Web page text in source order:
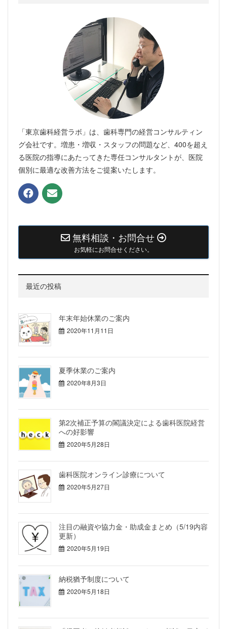
「東京歯科経営ラボ」は、歯科専門の経営コンサルティン
グ会社です。増患・増収・スタッフの問題など、400を超え
る医院の指導にあたってきた専任コンサルタントが、医院
個別に最適な改善方法をご提案いたします。
無料相談・お問合せ
お気軽にお問合せください。
最近の投稿
年末年始休業のご案内
2020年11月11日
夏季休業のご案内
2020年8月3日
第2次補正予算の閣議決定による歯科医院経営
への好影響
2020年5月28日
歯科医院オンライン診療について
2020年5月27日
注目の融資や協力金・助成金まとめ（5/19内容
更新）
2020年5月19日
納税猶予制度について
2020年5月18日